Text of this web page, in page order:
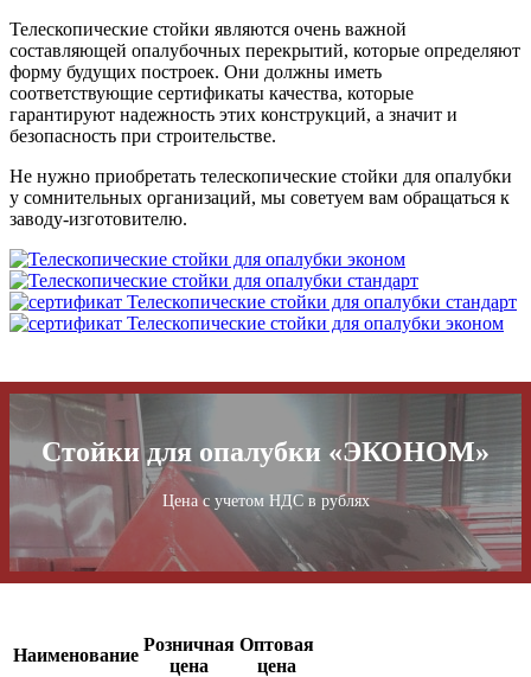
Телескопические стойки являются очень важной
составляющей опалубочных перекрытий, которые определяют
форму будущих построек. Они должны иметь
соответствующие сертификаты качества, которые
гарантируют надежность этих конструкций, а значит и
безопасность при строительстве.
Не нужно приобретать телескопические стойки для опалубки
у сомнительных организаций, мы советуем вам обращаться к
заводу-изготовителю.
Стойки для опалубки «ЭКОНОМ»
Цена с учетом НДС в рублях
Наименование
Розничная
цена
Оптовая
цена